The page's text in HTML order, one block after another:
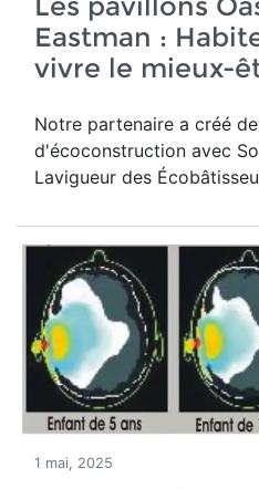
Eastman :
vivre le mieux-
Notre partenaire a créé
d'écoconstruction avec
Lavigueur des
1 mai, 2025